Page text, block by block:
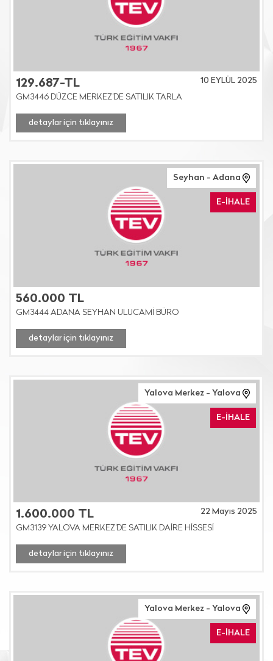
129.687-TL
10 EYLÜL 2025
GM3446 DÜZCE MERKEZ'DE SATILIK TARLA
detaylar için tıklayınız
Seyhan - Adana
E-İHALE
560.000 TL
GM3444 ADANA SEYHAN ULUCAMİ BÜRO
detaylar için tıklayınız
Yalova Merkez - Yalova
E-İHALE
1.600.000 TL
22 Mayıs 2025
GM3139 YALOVA MERKEZ'DE SATILIK DAİRE HİSSESİ
detaylar için tıklayınız
Yalova Merkez - Yalova
E-İHALE